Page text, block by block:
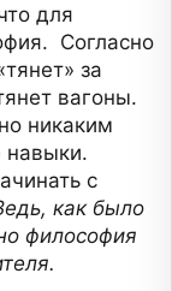
для
Согласно
за
вагоны.
никаким
навыки.
с
как было
философия